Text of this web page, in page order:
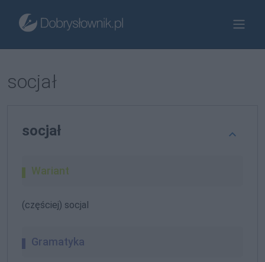
socjał
socjał
Wariant
(częściej) socjal
Gramatyka